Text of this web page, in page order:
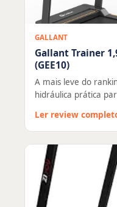
GALLANT
Gallant Trainer
(GEE10)
A mais leve do
hidráulica prática
Ler review